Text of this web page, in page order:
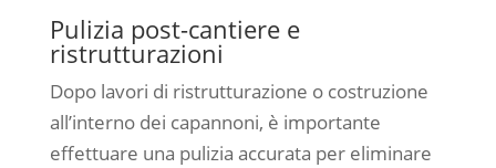
Pulizia post-cantiere e
ristrutturazioni
Dopo lavori di ristrutturazione o costruzione
all’interno dei capannoni, è importante
effettuare una pulizia accurata per eliminare